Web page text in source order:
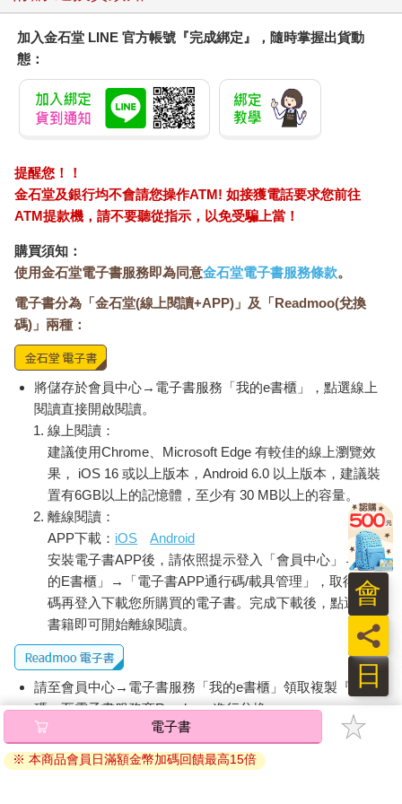
加入金石堂 LINE 官方帳號『完成綁定』，隨時掌握出貨動
態：
提醒您！！
金石堂及銀行均不會請您操作ATM! 如接獲電話要求您前往
ATM提款機，請不要聽從指示，以免受騙上當！
購買須知：
使用金石堂電子書服務即為同意金石堂電子書服務條款。
電子書分為「金石堂(線上閱讀+APP)」及「Readmoo(兌換
碼)」兩種：
將儲存於會員中心→電子書服務「我的e書櫃」，點選線上
閱讀直接開啟閱讀。
線上閱讀：
建議使用Chrome、Microsoft Edge 有較佳的線上瀏覽效
果， iOS 16 或以上版本，Android 6.0 以上版本，建議裝
置有6GB以上的記憶體，至少有 30 MB以上的容量。
離線閱讀：
APP下載： iOS
Android
安裝電子書APP後，請依照提示登入「會員中心」→「我
的E書櫃」→「電子書APP通行碼/載具管理」，取得通行
碼再登入下載您所購買的電子書。完成下載後，點選任一
書籍即可開始離線閱讀。
請至會員中心→電子書服務「我的e書櫃」領取複製『兌換
碼』至電子書服務商Readmoo進行兌換。
退換貨須知：
因版權保護，您在金石堂所購買的電子書僅能以金石堂專屬
電子書
※ 本商品會員日滿額金幣加碼回饋最高15倍
日
員
會